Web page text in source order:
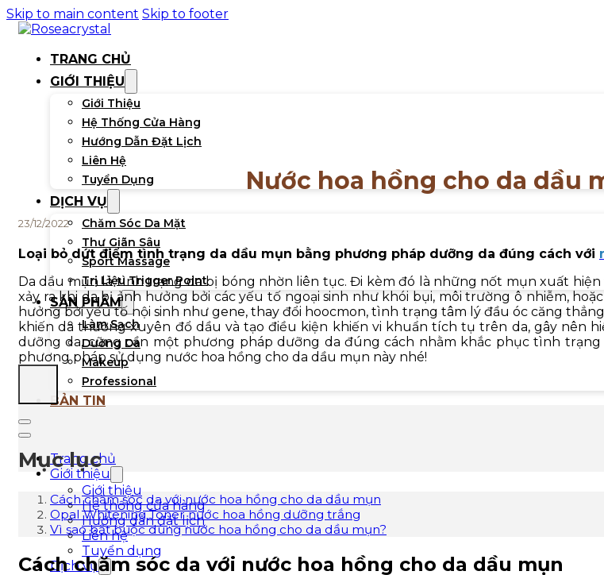
Skip to main content Skip to footer
TRANG CHỦ
GIỚI THIỆU
Giới Thiệu
Hệ Thống Cửa Hàng
Hướng Dẫn Đặt Lịch
Liên Hệ
Tuyển Dụng
DỊCH VỤ
Chăm Sóc Da Mặt
Thư Giãn Sâu
Sport Massage
Trị Liệu Trigger Point
SẢN PHẨM
Làm Sạch
Dưỡng Da
Makeup
Professional
BẢN TIN
Trang chủ
Giới thiệu
Giới thiệu
Hệ thống cửa hàng
Hướng dẫn đặt lịch
Liên hệ
Tuyển dụng
Dịch vụ
Nước hoa hồng cho da dầu
23/12/2022
Loại bỏ dứt điểm tình trạng da dầu mụn bằng phương pháp dưỡng da đúng cách với
Da dầu mụn là tình trạng da bị bóng nhờn liên tục. Đi kèm đó là những nốt mụn xuất
xảy ra khi da bị ảnh hưởng bởi các yếu tố ngoại sinh như khói bụi, môi trường ô nhiễm,
hưởng bởi yếu tố nội sinh như gene, thay đổi hoocmon, tình trạng tâm lý đầu óc căng
khiến da thường xuyên đổ dầu và tạo điều kiện khiến vi khuẩn tích tụ trên da, gây nên
dưỡng da, cũng cần một phương pháp dưỡng da đúng cách nhằm khắc phục tình trạng
phương pháp sử dụng nước hoa hồng cho da dầu mụn này nhé!
Mục lục
Cách chăm sóc da với nước hoa hồng cho da dầu mụn
Opal Whitening Toner nước hoa hồng dưỡng trắng
Vì sao bắt buộc dùng nước hoa hồng cho da dầu mụn?
Cách chăm sóc da với nước hoa hồng cho da dầu mụn